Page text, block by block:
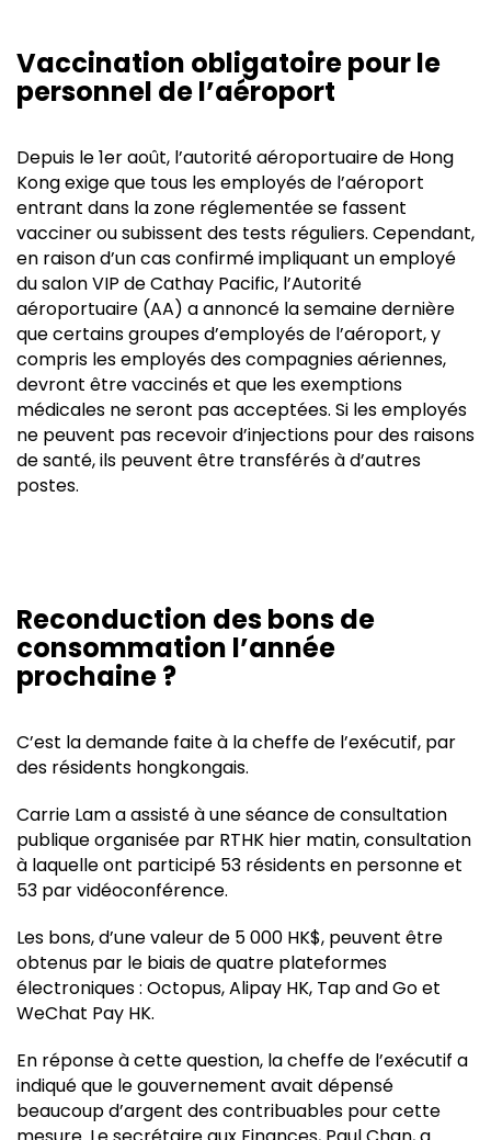
Vaccination obligatoire pour le
personnel de l’aéroport
Depuis le 1er août, l’autorité aéroportuaire de Hong
Kong exige que tous les employés de l’aéroport
entrant dans la zone réglementée se fassent
vacciner ou subissent des tests réguliers. Cependant,
en raison d’un cas confirmé impliquant un employé
du salon VIP de Cathay Pacific, l’Autorité
aéroportuaire (AA) a annoncé la semaine dernière
que certains groupes d’employés de l’aéroport, y
compris les employés des compagnies aériennes,
devront être vaccinés et que les exemptions
médicales ne seront pas acceptées. Si les employés
ne peuvent pas recevoir d’injections pour des raisons
de santé, ils peuvent être transférés à d’autres
postes.
Reconduction des bons de
consommation l’année
prochaine ?
C’est la demande faite à la cheffe de l’exécutif, par
des résidents hongkongais.
Carrie Lam a assisté à une séance de consultation
publique organisée par RTHK hier matin, consultation
à laquelle ont participé 53 résidents en personne et
53 par vidéoconférence.
Les bons, d’une valeur de 5 000 HK$, peuvent être
obtenus par le biais de quatre plateformes
électroniques : Octopus, Alipay HK, Tap and Go et
WeChat Pay HK.
En réponse à cette question, la cheffe de l’exécutif a
indiqué que le gouvernement avait dépensé
beaucoup d’argent des contribuables pour cette